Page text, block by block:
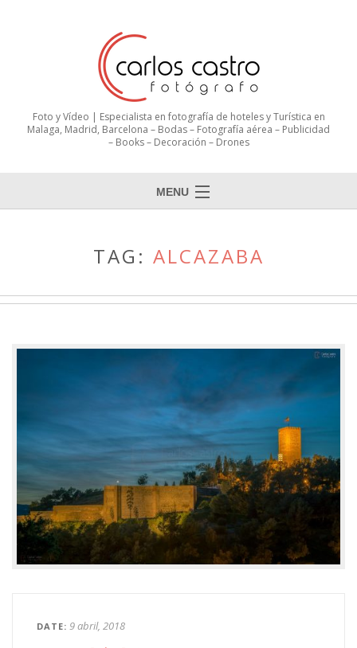
Foto y Vídeo | Especialista en fotografía de hoteles y Turística en
Malaga, Madrid, Barcelona – Bodas – Fotografía aérea – Publicidad
– Books – Decoración – Drones
MENU
TAG: ALCAZABA
DATE 9 abril, 2018